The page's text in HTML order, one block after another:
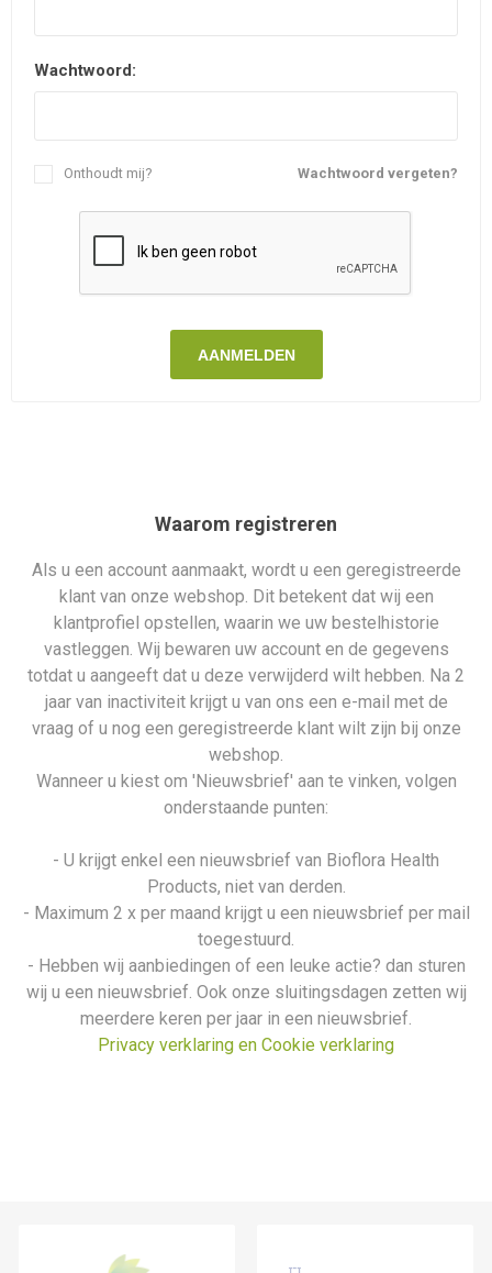
Wachtwoord:
Wachtwoord vergeten?
Onthoudt mij?
AANMELDEN
Waarom registreren
Als u een account aanmaakt, wordt u een geregistreerde
klant van onze webshop. Dit betekent dat wij een
klantprofiel opstellen, waarin we uw bestelhistorie
vastleggen. Wij bewaren uw account en de gegevens
totdat u aangeeft dat u deze verwijderd wilt hebben. Na 2
jaar van inactiviteit krijgt u van ons een e-mail met de
vraag of u nog een geregistreerde klant wilt zijn bij onze
webshop.
Wanneer u kiest om 'Nieuwsbrief' aan te vinken, volgen
onderstaande punten:
- U krijgt enkel een nieuwsbrief van Bioflora Health
Products, niet van derden.
- Maximum 2 x per maand krijgt u een nieuwsbrief per mail
toegestuurd.
- Hebben wij aanbiedingen of een leuke actie? dan sturen
wij u een nieuwsbrief. Ook onze sluitingsdagen zetten wij
meerdere keren per jaar in een nieuwsbrief.
Privacy verklaring en Cookie verklaring